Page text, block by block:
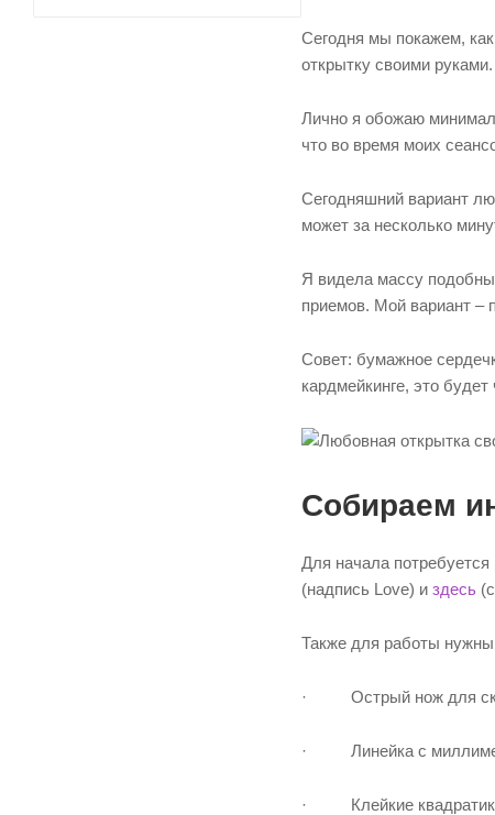
Сегодня мы покажем,
открытку своими руками.
Лично я обожаю
что во время моих
Сегодняшний вариант
может за несколько
Я видела массу
приемов. Мой вариант –
Совет: бумажное
кардмейкинге, это
Собираем
Для начала потребуется
(надпись Love) и здесь
Также для работы
· Острый нож для
· Линейка с
· Клейкие